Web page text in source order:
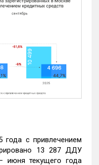
года с привлечением
13 287 ДДУ
июня текущего года